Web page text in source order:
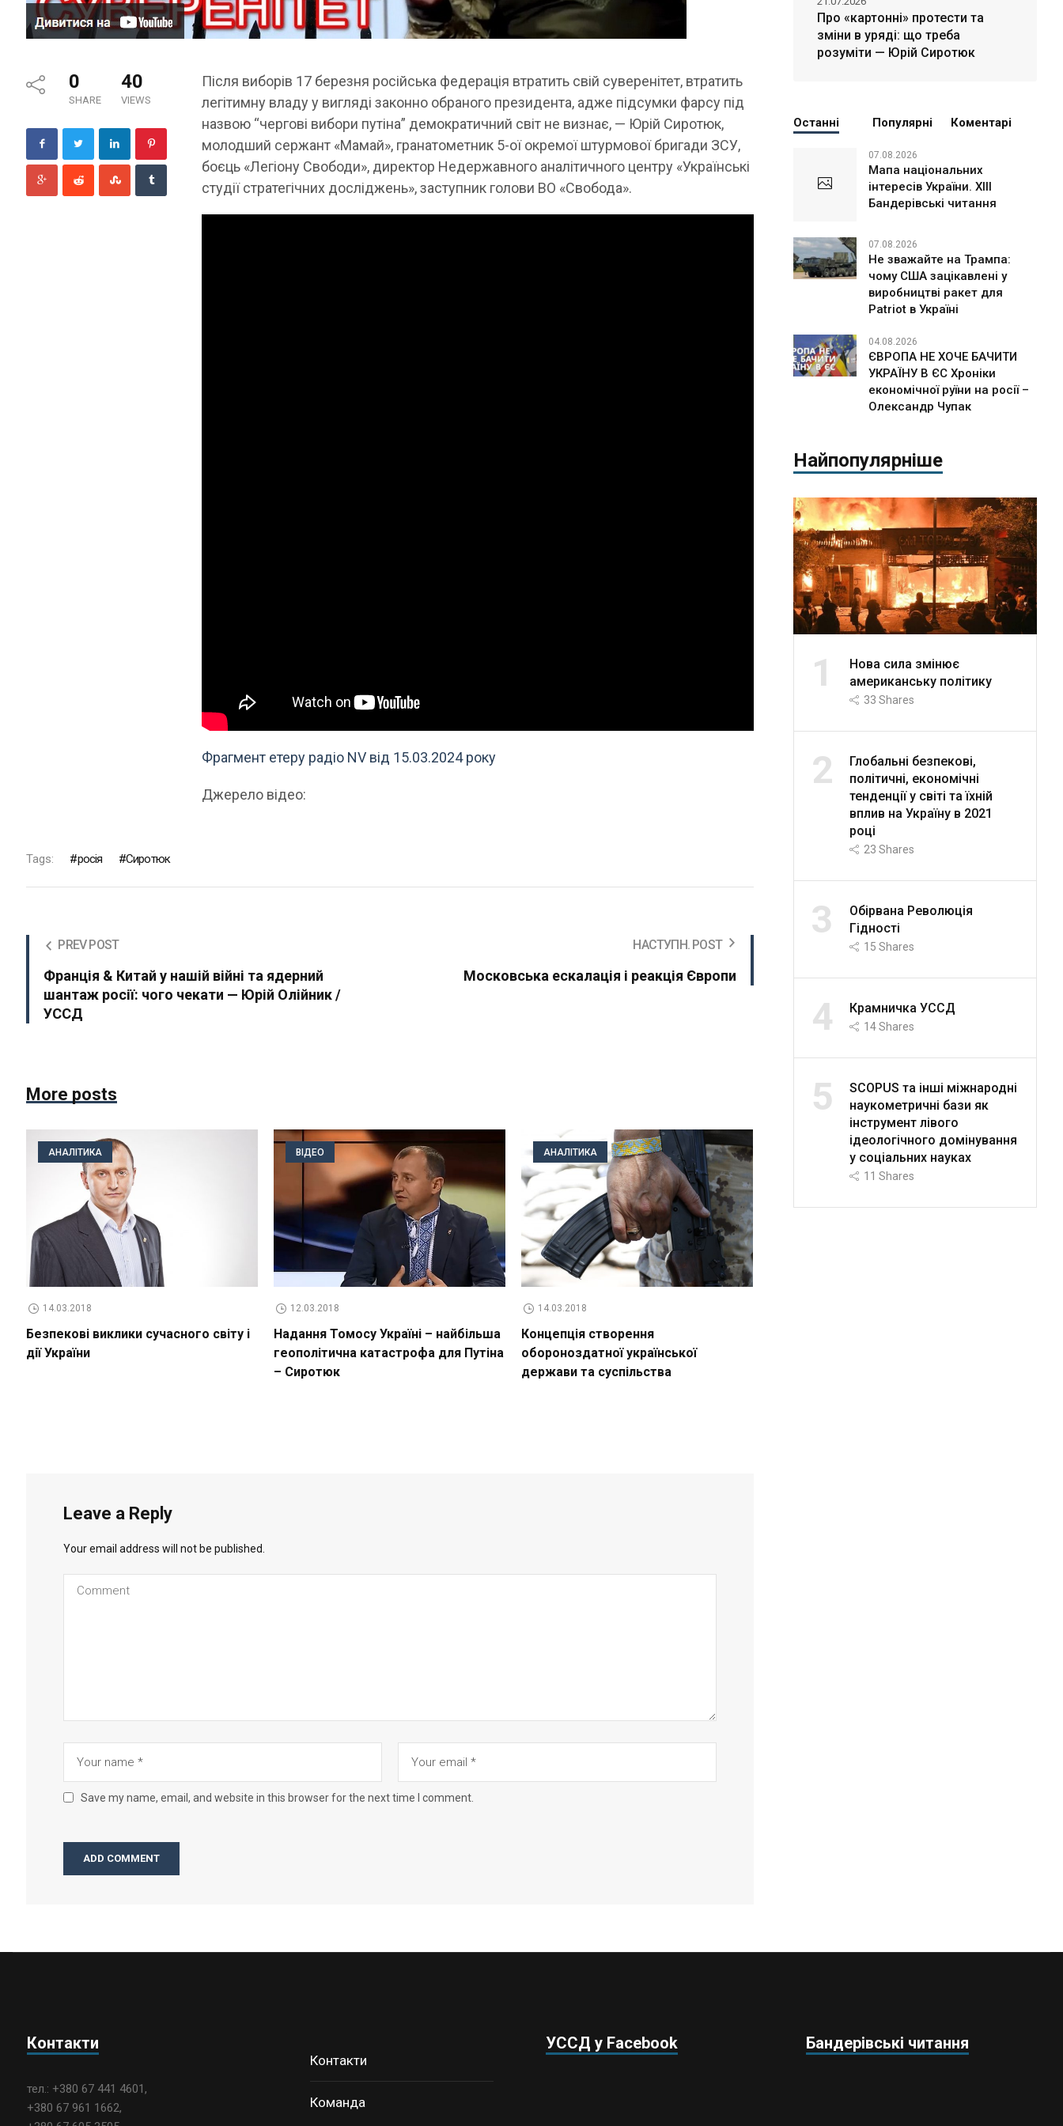
0
SHARE
40
VIEWS
Після виборів 17 березня російська федерація втратить свій суверенітет, втратить
легітимну владу у вигляді законно обраного президента, адже підсумки фарсу під
назвою “чергові вибори путіна” демократичний світ не визнає, — Юрій Сиротюк,
молодший сержант «Мамай», гранатометник 5-ої окремої штурмової бригади ЗСУ,
боєць «Легіону Свободи», директор Недержавного аналітичного центру «Українські
студії стратегічних досліджень», заступник голови ВО «Свобода».
Фрагмент етеру радіо NV від 15.03.2024 року
Джерело відео:
Tags: росія Сиротюк
PREV POST
Франція & Китай у нашій війні та ядерний
шантаж росії: чого чекати — Юрій Олійник /
УССД
НАСТУПН. POST
Московська ескалація і реакція Європи
More posts
АНАЛІТИКА
14.03.2018
Безпекові виклики сучасного світу і
дії України
ВІДЕО
12.03.2018
Надання Томосу Україні – найбільша
геополітична катастрофа для Путіна
– Сиротюк
АНАЛІТИКА
14.03.2018
Концепція створення
обороноздатної української
держави та суспільства
Leave a Reply
Your email address will not be published.
Save my name, email, and website in this browser for the next time I comment.
Про «картонні» протести та
зміни в уряді: що треба
розуміти — Юрій Сиротюк
Останні Популярні Коментарі
07.08.2026
Мапа національних
інтересів України. ХІІІ
Бандерівські читання
07.08.2026
Не зважайте на Трампа:
чому США зацікавлені у
виробництві ракет для
Patriot в Україні
04.08.2026
ЄВРОПА НЕ ХОЧЕ БАЧИТИ
УКРАЇНУ В ЄС Хроніки
економічної руїни на росії –
Олександр Чупак
Найпопулярніше
1
Нова сила змінює
американську політику
33 Shares
2
Глобальні безпекові,
політичні, економічні
тенденції у світі та їхній
вплив на Україну в 2021
році
23 Shares
3
Обірвана Революція
Гідності
15 Shares
4 Крамничка УССД
14Shares
5
SCOPUS та інші міжнародні
наукометричні бази як
інструмент лівого
ідеологічного домінування
у соціальних науках
11 Shares
Контакти
тел.: +380 67 441 4601,
+380 67 961 1662,
Контакти
Команда
УССД у Facebook Бандерівські читання